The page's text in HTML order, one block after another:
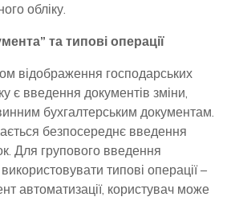
обліку.
та типові операції
відображення господарських
є введення документів зміни,
бухгалтерським документам.
безпосереднє введення
Для групового введення
типові операції –
автоматизації, користувач може